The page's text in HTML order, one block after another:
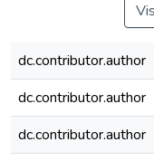
dc.contributor.author
dc.contributor.author
dc.contributor.author